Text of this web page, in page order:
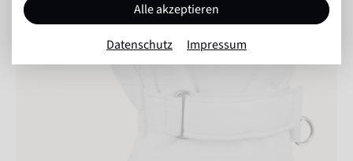
Alle akzeptieren
Datenschutz Impressum